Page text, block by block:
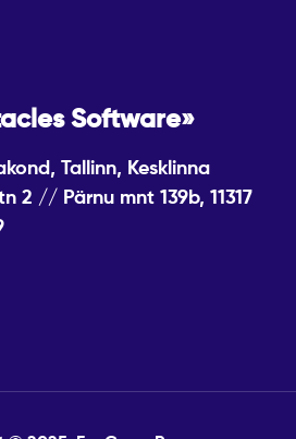
Software»
Tallinn, Kesklinna
2 // Pärnu mnt 139b, 11317